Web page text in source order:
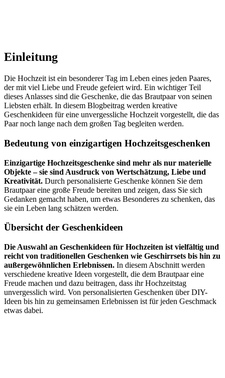
Einleitung
Die Hochzeit ist ein besonderer Tag im Leben eines jeden Paares,
der mit viel Liebe und Freude gefeiert wird. Ein wichtiger Teil
dieses Anlasses sind die Geschenke, die das Brautpaar von seinen
Liebsten erhält. In diesem Blogbeitrag werden kreative
Geschenkideen für eine unvergessliche Hochzeit vorgestellt, die das
Paar noch lange nach dem großen Tag begleiten werden.
Bedeutung von einzigartigen Hochzeitsgeschenken
Einzigartige Hochzeitsgeschenke sind mehr als nur materielle
Objekte – sie sind Ausdruck von Wertschätzung, Liebe und
Kreativität. Durch personalisierte Geschenke können Sie dem
Brautpaar eine große Freude bereiten und zeigen, dass Sie sich
Gedanken gemacht haben, um etwas Besonderes zu schenken, das
sie ein Leben lang schätzen werden.
Übersicht der Geschenkideen
Die Auswahl an Geschenkideen für Hochzeiten ist vielfältig und
reicht von traditionellen Geschenken wie Geschirrsets bis hin zu
außergewöhnlichen Erlebnissen. In diesem Abschnitt werden
verschiedene kreative Ideen vorgestellt, die dem Brautpaar eine
Freude machen und dazu beitragen, dass ihr Hochzeitstag
unvergesslich wird. Von personalisierten Geschenken über DIY-
Ideen bis hin zu gemeinsamen Erlebnissen ist für jeden Geschmack
etwas dabei.